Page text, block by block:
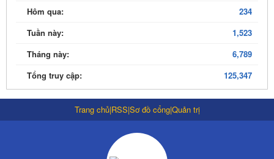
Hôm qua:
234
Tuần này:
1,523
Tháng này:
6,789
Tổng truy cập:
125,347
Trang chủ|RSS|Sơ đồ cổng|Quản trị